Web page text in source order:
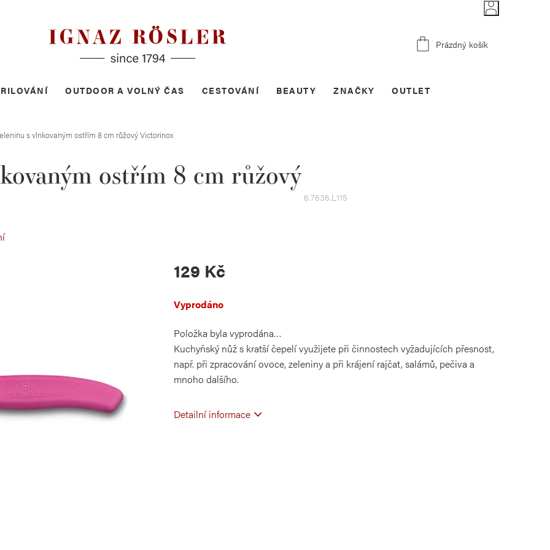
Nákupní
Prázdný košík
OUTDOOR A VOLNÝ ČAS CESTOVÁNÍ BEAUTY OUTLET
ZNAČKY
s vlnkovaným ostřím 8 cm růžovýVictorinox
ostřím 8 cm růžový
6.7636.L115
129 Kč
cena:
Vyprodáno
Položka byla vyprodána…
Kuchyňský nůž s kratší čepelí využijete při činnostech vyžadujících přesnost,
např. při zpracování ovoce, zeleniny a při krájení rajčat, salámů, pečiva a
mnoho dalšího.
Detailní informace